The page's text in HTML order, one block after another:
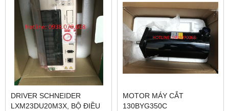
DRIVER SCHNEIDER
LXM23DU20M3X, BỘ ĐIỀU
MOTOR MÁY CẮT
130BYG350C